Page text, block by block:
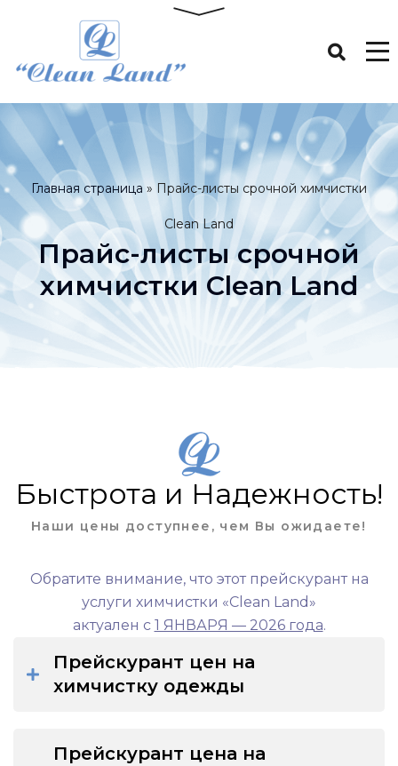
Главная страница »Прайс-листы срочной химчистки
Clean Land
Прайс-листы срочной
химчистки Clean Land
Быстрота и Надежность!
Наши цены доступнее, чем Вы ожидаете!
Обратите внимание, что этот прейскурант на
услуги химчистки «Clean Land»
актуален с 1 ЯНВАРЯ — 2026 года.
Прейскурант цен на
химчистку одежды
Прейскурант цена на